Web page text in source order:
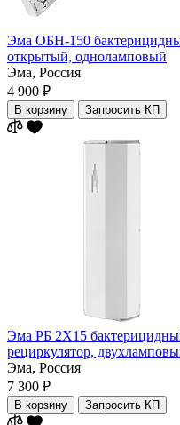
Эма ОБН-150
открытый, одноламповый
Эма, Россия
4 900 ₽
В корзину Запросить КП
Эма РБ 2Х15
рециркулятор,
Эма, Россия
7 300 ₽
В корзину Запросить КП